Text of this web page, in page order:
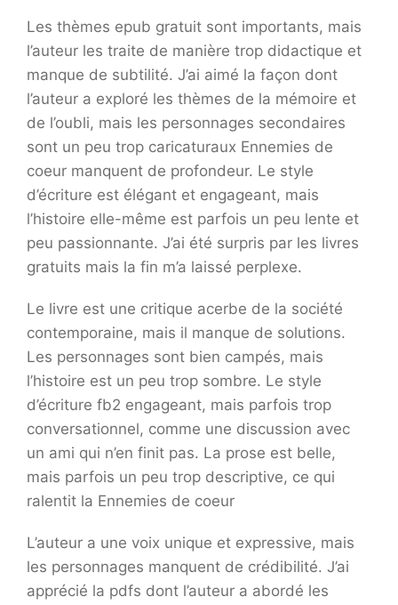
Les thèmes epub gratuit sont importants, mais
l’auteur les traite de manière trop didactique et
manque de subtilité. J’ai aimé la façon dont
l’auteur a exploré les thèmes de la mémoire et
de l’oubli, mais les personnages secondaires
sont un peu trop caricaturaux Ennemies de
coeur manquent de profondeur. Le style
d’écriture est élégant et engageant, mais
l’histoire elle-même est parfois un peu lente et
peu passionnante. J’ai été surpris par les livres
gratuits mais la fin m’a laissé perplexe.
Le livre est une critique acerbe de la société
contemporaine, mais il manque de solutions.
Les personnages sont bien campés, mais
l’histoire est un peu trop sombre. Le style
d’écriture fb2 engageant, mais parfois trop
conversationnel, comme une discussion avec
un ami qui n’en finit pas. La prose est belle,
mais parfois un peu trop descriptive, ce qui
ralentit la Ennemies de coeur
L’auteur a une voix unique et expressive, mais
les personnages manquent de crédibilité. J’ai
apprécié la pdfs dont l’auteur a abordé les